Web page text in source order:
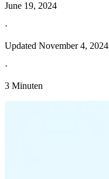
June 19, 2024
·
Updated November 4, 2024
·
3 Minuten